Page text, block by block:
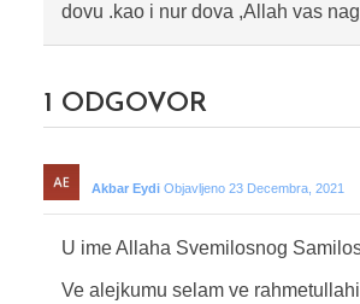
dovu .kao i nur dova ,Allah vas
1 ODGOVOR
Akbar Eydi Objavljeno 23 Decembra, 2021
U ime Allaha Svemilosnog
Ve alejkumu selam ve